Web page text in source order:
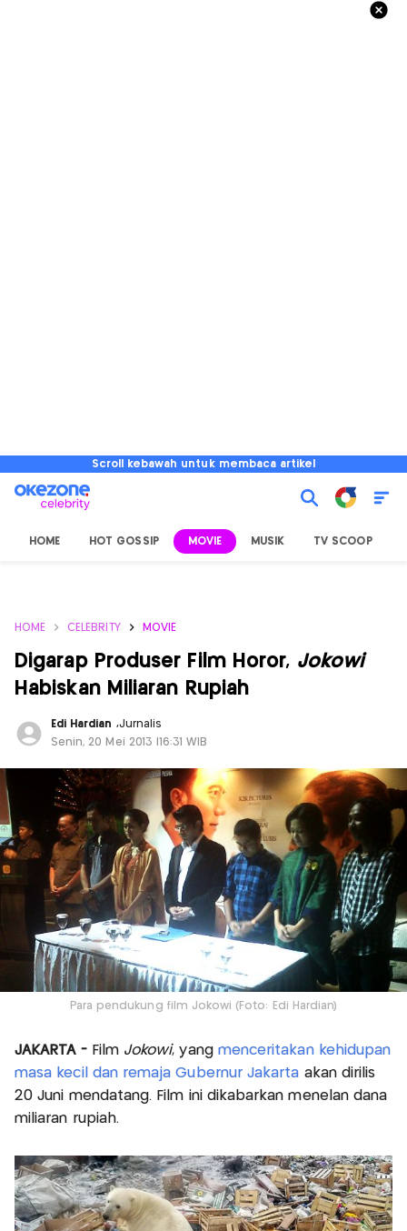
Scroll kebawah untuk membaca artikel
HOME HOT GOSSIP MOVIE MUSIK TV SCOOP
HOME CELEBRITY MOVIE
Digarap Produser Film Horor, Jokowi
Habiskan Miliaran Rupiah
Edi Hardian ,Jurnalis
Senin, 20 Mei 2013 |16:31 WIB
Para pendukung film Jokowi (Foto: Edi Hardian)
JAKARTA -Film Jokowi, yang menceritakan kehidupan
masa kecil dan remaja Gubernur Jakarta akan dirilis
20 Juni mendatang. Film ini dikabarkan menelan dana
miliaran rupiah.